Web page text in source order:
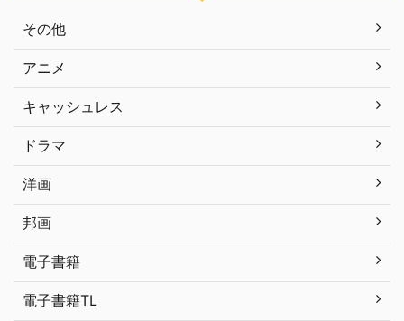
その他
アニメ
キャッシュレス
ドラマ
洋画
邦画
電子書籍
電子書籍TL